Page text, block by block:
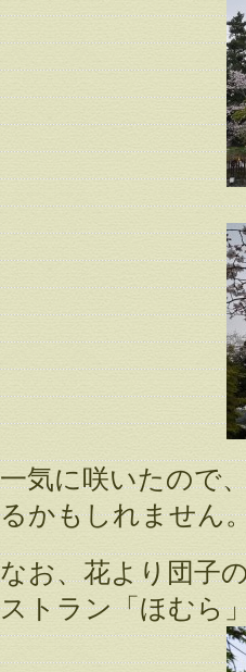
一気に咲いたので
るかもしれません
なお、花より団子
ストラン「ほむら